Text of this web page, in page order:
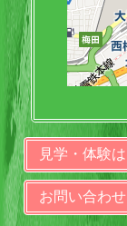
見学・体験
お問い合わせ